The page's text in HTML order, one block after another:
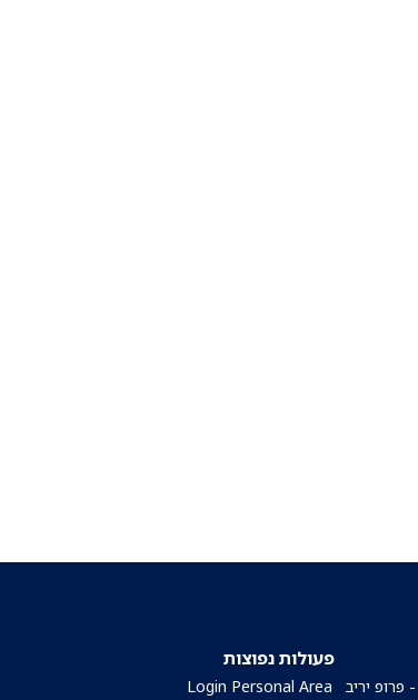
יריב
פעולות נפוצות
Login Personal Area